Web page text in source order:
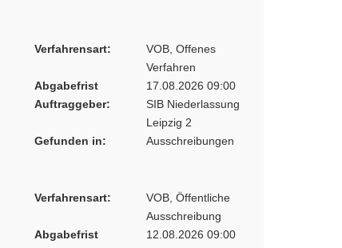
Verfahrensart:
VOB, Offenes
Verfahren
Abgabefrist
17.08.2026 09:00
Auftraggeber:
SIB Niederlassung
Leipzig 2
Gefunden in:
Ausschreibungen
Verfahrensart:
VOB, Öffentliche
Ausschreibung
Abgabefrist
12.08.2026 09:00